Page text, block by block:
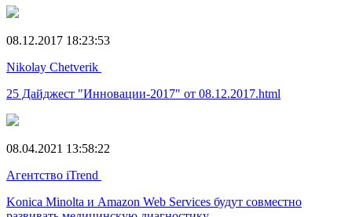
08.12.2017 18:23:53
Nikolay Chetverik
25 Дайджест "Инновации-2017" от 08.12.2017.html
08.04.2021 13:58:22
Агентство iTrend
Konica Minolta и Amazon Web Services будут совместно